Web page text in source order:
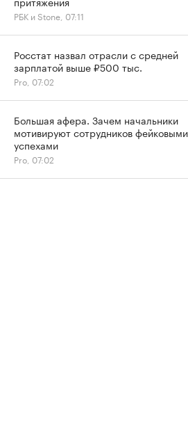
РБК и Stone, 07:11
Росстат назвал отрасли с средней
зарплатой выше ₽500 тыс.
Pro, 07:02
Большая афера. Зачем начальники
мотивируют сотрудников фейковыми
успехами
Pro, 07:02